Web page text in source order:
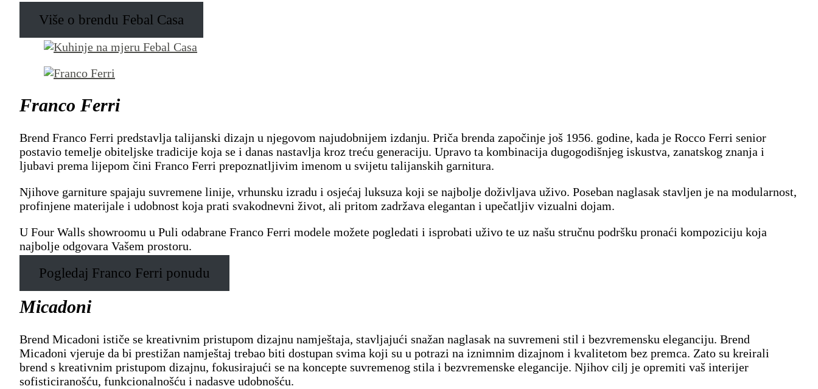
Više o brendu Febal Casa
Franco Ferri
Brend Franco Ferri predstavlja talijanski dizajn u njegovom najudobnijem izdanju. Priča brenda započinje još 1956. godine, kada je Rocco Ferri senior
postavio temelje obiteljske tradicije koja se i danas nastavlja kroz treću generaciju. Upravo ta kombinacija dugogodišnjeg iskustva, zanatskog znanja i
ljubavi prema lijepom čini Franco Ferri prepoznatljivim imenom u svijetu talijanskih garnitura.
Njihove garniture spajaju suvremene linije, vrhunsku izradu i osjećaj luksuza koji se najbolje doživljava uživo. Poseban naglasak stavljen je na modularnost,
profinjene materijale i udobnost koja prati svakodnevni život, ali pritom zadržava elegantan i upečatljiv vizualni dojam.
U Four Walls showroomu u Puli odabrane Franco Ferri modele možete pogledati i isprobati uživo te uz našu stručnu podršku pronaći kompoziciju koja
najbolje odgovara Vašem prostoru.
Pogledaj Franco Ferri ponudu
Micadoni
Brend Micadoni ističe se kreativnim pristupom dizajnu namještaja, stavljajući snažan naglasak na suvremeni stil i bezvremensku eleganciju. Brend
Micadoni vjeruje da bi prestižan namještaj trebao biti dostupan svima koji su u potrazi na iznimnim dizajnom i kvalitetom bez premca. Zato su kreirali
brend s kreativnim pristupom dizajnu, fokusirajući se na koncepte suvremenog stila i bezvremenske elegancije. Njihov cilj je opremiti vaš interijer
sofisticiranošću, funkcionalnošću i nadasve udobnošću.